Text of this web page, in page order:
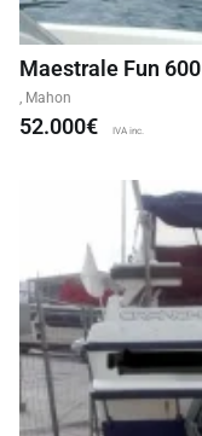
Maestrale Fun 600
, Mahon
52.000€ IVA inc.